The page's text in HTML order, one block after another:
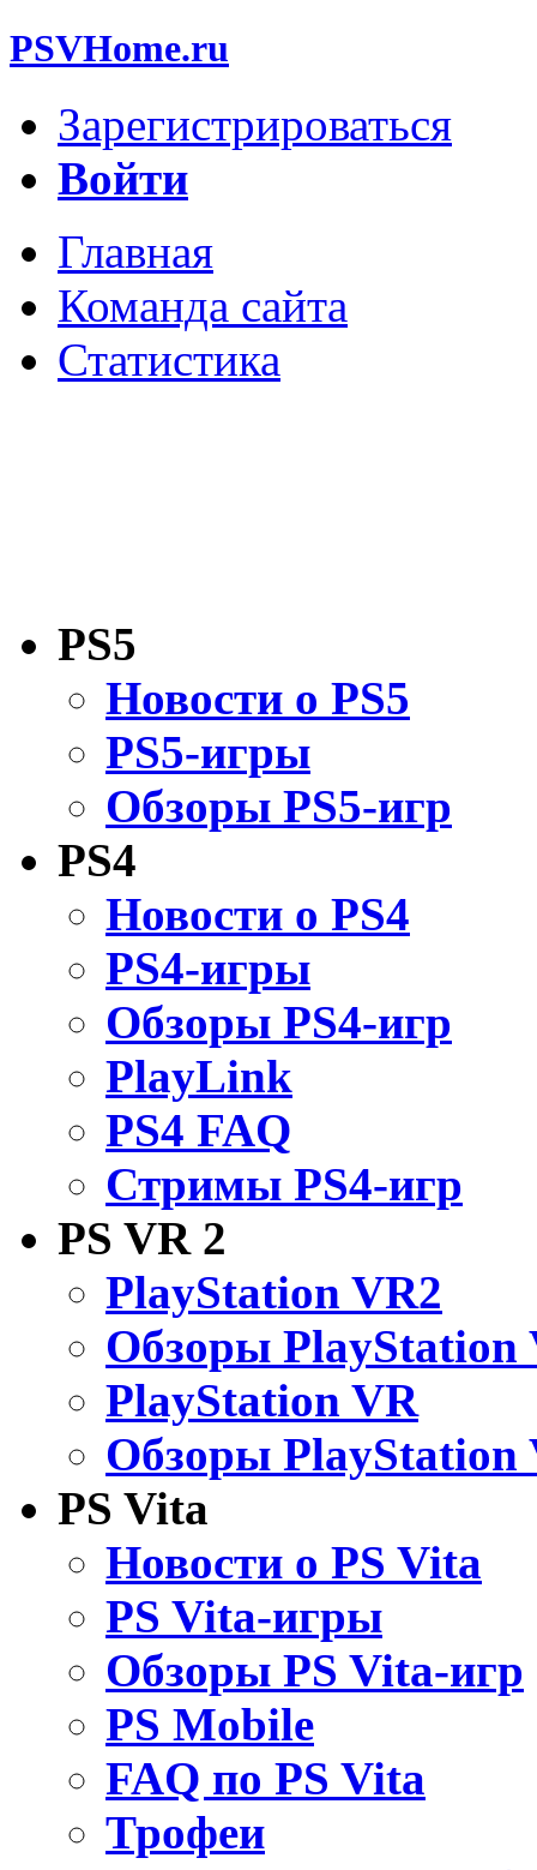
PSVHome.ru
Зарегистрироваться
Войти
Главная
Команда сайта
Статистика
PS5
Новости о PS5
PS5-игры
Обзоры PS5-игр
PS4
Новости о PS4
PS4-игры
Обзоры PS4-игр
PlayLink
PS4 FAQ
Стримы PS4-игр
PS VR 2
PlayStation VR2
Обзоры PlayStation
PlayStation VR
Обзоры PlayStation
PS Vita
Новости о PS Vita
PS Vita-игры
Обзоры PS Vita-игр
PS Mobile
FAQ по PS Vita
Трофеи